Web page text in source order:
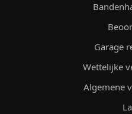
Garage
Wettelijke
Algemene